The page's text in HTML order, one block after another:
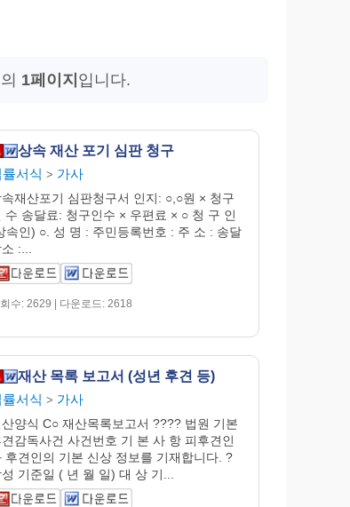
1페이지 입니다.
상속 재산 포기 심판 청구
률서식 > 가사
재산포기 심판청구서 인지: ○,○원 × 청구
수 송달료: 청구인수 × 우편료 × ○ 청 구 인
속인) ○. 성 명 : 주민등록번호 : 주 소 : 송달
:...
수: 2629 | 다운로드: 2618
재산 목록 보고서 (성년 후견 등)
률서식 > 가사
산양식 C○ 재산목록보고서 ???? 법원 기본
견감독사건 사건번호 기 본 사 항 피후견인
후견인의 기본 신상 정보를 기재합니다. ?
기준일 ( 년 월 일) 대 상 기...